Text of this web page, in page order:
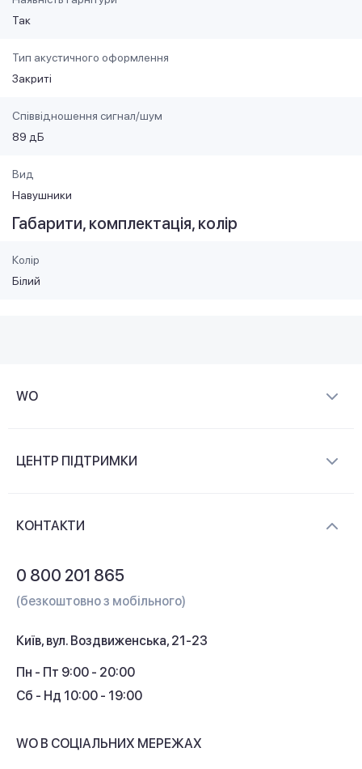
Так
Тип акустичного оформлення
Закриті
Співвідношення сигнал/шум
89 дБ
Вид
Навушники
Габарити, комплектація, колір
Колір
Білий
WO
Контакти
ЦЕНТР ПІДТРИМКИ
Кешбек
КОНТАКТИ
0 800 201 865
(безкоштовно з мобільного)
Київ, вул. Воздвиженська, 21-23
Пн - Пт 9:00 - 20:00
Сб - Нд 10:00 - 19:00
WO В СОЦІАЛЬНИХ МЕРЕЖАХ